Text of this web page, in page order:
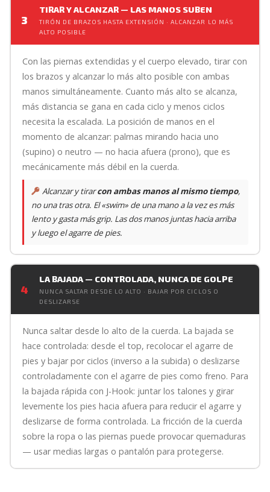
3
TIRAR Y ALCANZAR — LAS MANOS SUBEN
TIRÓN DE BRAZOS HASTA EXTENSIÓN · ALCANZAR LO MÁS
ALTO POSIBLE
Con las piernas extendidas y el cuerpo elevado, tirar con
los brazos y alcanzar lo más alto posible con ambas
manos simultáneamente. Cuanto más alto se alcanza,
más distancia se gana en cada ciclo y menos ciclos
necesita la escalada. La posición de manos en el
momento de alcanzar: palmas mirando hacia uno
(supino) o neutro — no hacia afuera (prono), que es
mecánicamente más débil en la cuerda.
Alcanzar y tirarcon ambas manos al mismo tiempo,
no una tras otra. El «swim» de una mano a la vez es más
lento y gasta más grip. Las dos manos juntas hacia arriba
y luego el agarre de pies.
4
LA BAJADA — CONTROLADA, NUNCA DE GOLPE
NUNCA SALTAR DESDE LO ALTO · BAJAR POR CICLOS O
DESLIZARSE
Nunca saltar desde lo alto de la cuerda. La bajada se
hace controlada: desde el top, recolocar el agarre de
pies y bajar por ciclos (inverso a la subida) o deslizarse
controladamente con el agarre de pies como freno. Para
la bajada rápida con J-Hook: juntar los talones y girar
levemente los pies hacia afuera para reducir el agarre y
deslizarse de forma controlada. La fricción de la cuerda
sobre la ropa o las piernas puede provocar quemaduras
— usar medias largas o pantalón para protegerse.